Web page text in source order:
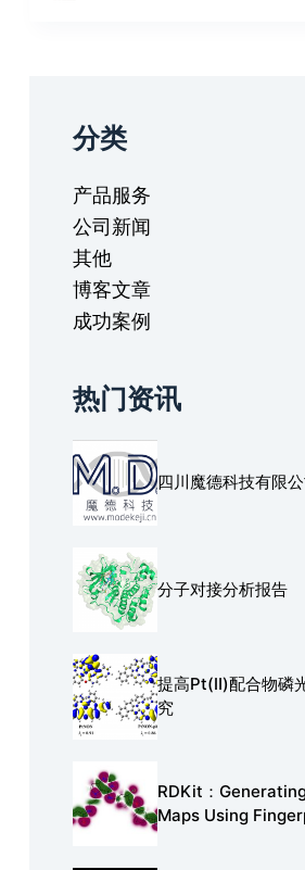
分类
产品服务
公司新闻
其他
博客文章
成功案例
热门资讯
四川魔德科技有限
分子对接分析报告
提高Pt(Ⅱ)配合物磷
究
RDKit：
Maps Using